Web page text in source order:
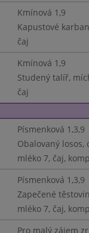
Kmínová 1,9
Kapustové
čaj
Kmínová 1,9
Studený talíř,
čaj
Písmenková 1,3,9
Obalovaný losos,
mléko 7, čaj,
Písmenková 1,3,9
Zapečené
mléko 7, čaj,
Pro malý zájem